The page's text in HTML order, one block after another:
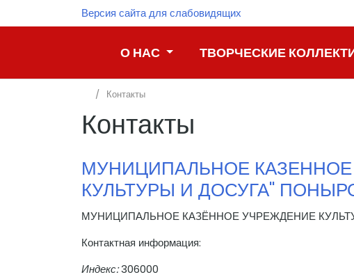
Версия сайта для слабовидящих
О НАС ТВОРЧЕСКИЕ
Контакты
Контакты
​МУНИЦИПАЛЬНОЕ
КУЛЬТУРЫ И ДОСУГА"
МУНИЦИПАЛЬНОЕ КАЗЁННОЕ УЧРЕЖДЕНИЕ
Контактная информация:
Индекс:306000